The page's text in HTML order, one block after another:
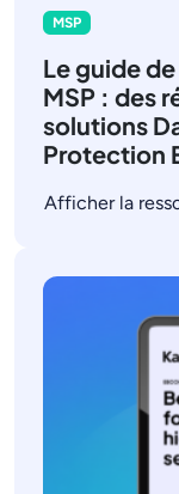
MSP
Le guide
MSP : des
solutions
Protection
Afficher la